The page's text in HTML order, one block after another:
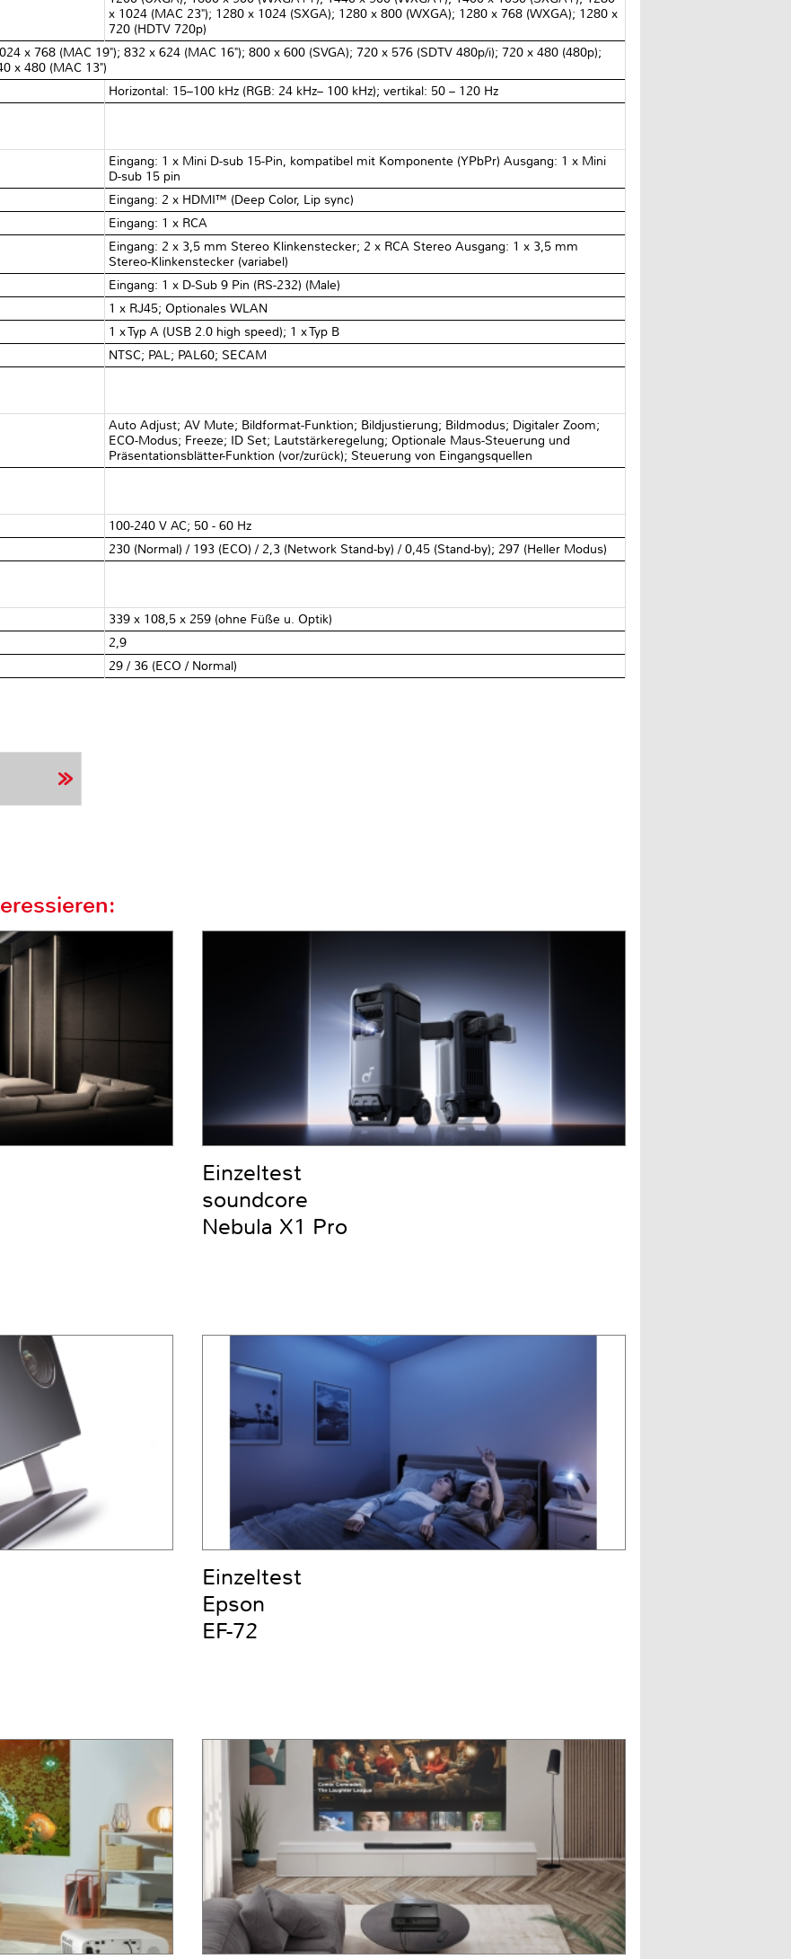
x 1024 (MAC 23"); 1280 x 1024 (SXGA); 1280 x 800 (WXGA); 1280 x 768 (WXGA); 1280 x
720 (HDTV 720p)
x 768 (MAC 19"); 832 x 624 (MAC 16"); 800 x 600 (SVGA); 720 x 576 (SDTV 480p/i); 720 x 480 (480p);
x 480 (MAC 13")
Horizontal: 15–100 kHz (RGB: 24 kHz– 100 kHz); vertikal: 50 – 120 Hz
Eingang: 1 x Mini D-sub 15-Pin, kompatibel mit Komponente (YPbPr) Ausgang: 1 x Mini
D-sub 15 pin
Eingang: 2 x HDMI™ (Deep Color, Lip sync)
Eingang: 1 x RCA
Eingang: 2 x 3,5 mm Stereo Klinkenstecker; 2 x RCA Stereo Ausgang: 1 x 3,5 mm
Stereo-Klinkenstecker (variabel)
Eingang: 1 x D-Sub 9 Pin (RS-232) (Male)
1 x RJ45; Optionales WLAN
1 x Typ A (USB 2.0 high speed); 1 x Typ B
NTSC; PAL; PAL60; SECAM
Auto Adjust; AV Mute; Bildformat-Funktion; Bildjustierung; Bildmodus; Digitaler Zoom;
ECO-Modus; Freeze; ID Set; Lautstärkeregelung; Optionale Maus-Steuerung und
Präsentationsblätter-Funktion (vor/zurück); Steuerung von Eingangsquellen
100-240 V AC; 50 - 60 Hz
230 (Normal) / 193 (ECO) / 2,3 (Network Stand-by) / 0,45 (Stand-by); 297 (Heller Modus)
339 x 108,5 x 259 (ohne Füße u. Optik)
2,9
29 / 36 (ECO / Normal)
Einzeltest
soundcore
Nebula X1 Pro
Einzeltest
Epson
EF-72